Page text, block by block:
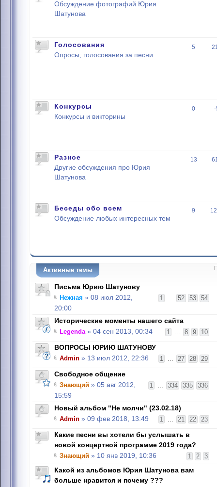
Обсуждение фотографий Юрия
Шатунова
Голосования
Опросы, голосования за песни
5
Конкурсы
Конкурсы и викторины
0
Разное
Другие обсуждения про Юрия
Шатунова
13
Беседы обо всем
Обсуждение любых интересных тем
9
Активные темы
Письма Юрию Шатунову
1 ... 52 53 54
Нежная » 08 июл 2012,
20:00
Исторические моменты нашего сайта
1 ... 8 9 10
Legenda» 04 сен 2013, 00:34
ВОПРОСЫ ЮРИЮ ШАТУНОВУ
1 ... 27 28 29
Admin » 13 июл 2012, 22:36
Свободное общение
1 ... 334 335 336
Знающий » 05 авг 2012,
15:59
Новый альбом "Не молчи" (23.02.18)
1 ... 21 22 23
Admin » 09 фев 2018, 13:49
Какие песни вы хотели бы услышать в
новой концертной программе 2019 года?
1 2 3
Знающий » 10 янв 2019, 10:36
Какой из альбомов Юрия Шатунова вам
больше нравится и почему ???